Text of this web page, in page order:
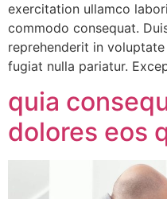
exercitation ullamco
commodo consequat.
reprehenderit in
fugiat nulla pariatur.
quia
dolores eos